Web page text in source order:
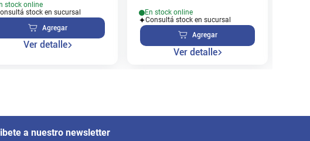
stock online
stock en sucursal
Agregar
Ver detalle
En stock online
Consultá stock en sucursal
Agregar
Ver detalle
a nuestro newsletter